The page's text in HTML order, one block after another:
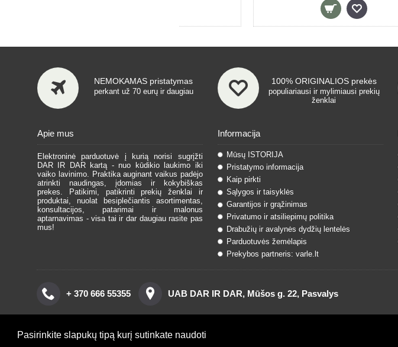
Pasirinkite slapukų tipą kurį sutinkate naudoti
NEMOKAMAS pristatymas
perkant už 70 eurų ir daugiau
100% ORIGINALIOS prekės
populiariausi ir mylimiausi prekių
ženklai
Apie mus
Elektroninė parduotuvė į kurią norisi sugrįžti
DAR IR DAR kartą - nuo kūdikio laukimo iki
vaiko lavinimo. Praktika auginant vaikus padėjo
atrinkti naudingas, įdomias ir kokybiškas
prekes. Patikimi, patikrinti prekių ženklai ir
produktai, nuolat besiplečiantis asortimentas,
konsultacijos, patarimai ir malonus
aptarnavimas - visa tai ir dar daugiau rasite pas
mus!
Informacija
Mūsų ISTORIJA
Pristatymo informacija
Kaip pirkti
Sąlygos ir taisyklės
Garantijos ir grąžinimas
Privatumo ir atsiliepimų politika
Drabužių ir avalynės dydžių lentelės
Parduotuvės žemėlapis
Prekybos partneris: varle.lt
+ 370 666 55355 UAB DAR IR DAR, Mūšos g. 22, Pasvalys
Copyright © 2016, www.darirdar.lt visos teisės saugomos. | Sprendimas